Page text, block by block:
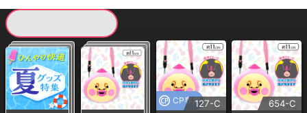
CP専用127-C 654-C